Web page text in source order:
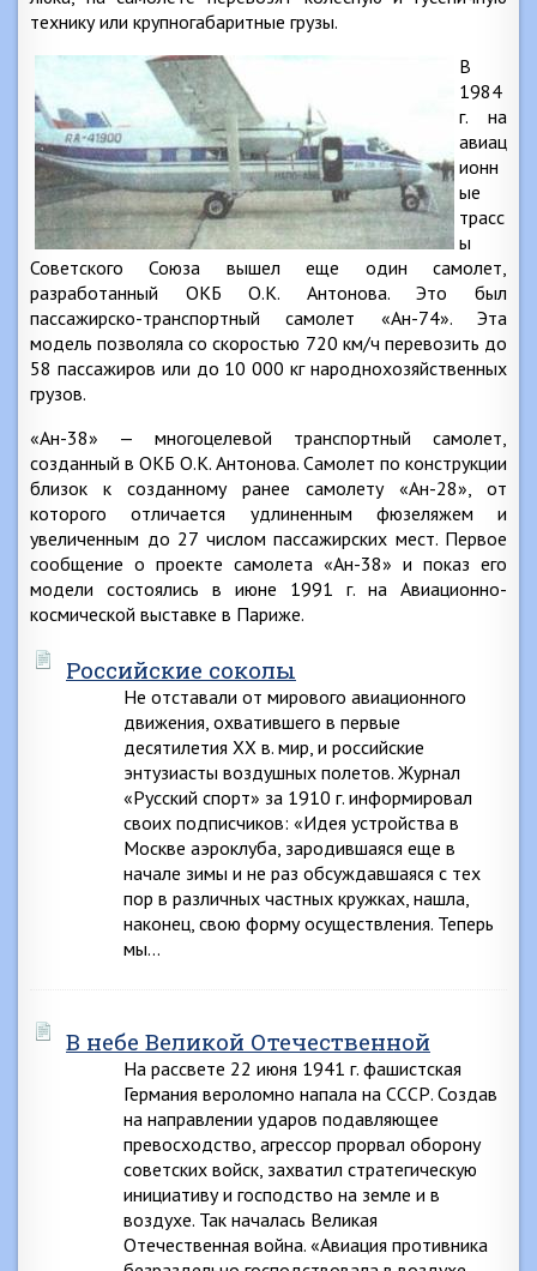
технику или крупногабаритные грузы.
В
1984
г. на
авиац
ионн
ые
трасс
ы
Советского Союза вышел еще один самолет,
разработанный ОКБ O.K. Антонова. Это был
пассажирско-транспортный самолет «Ан-74». Эта
модель позволяла со скоростью 720 км/ч перевозить до
58 пассажиров или до 10 000 кг народнохозяйственных
грузов.
«Ан-38» — многоцелевой транспортный самолет,
созданный в ОКБ O.K. Антонова. Самолет по конструкции
близок к созданному ранее самолету «Ан-28», от
которого отличается удлиненным фюзеляжем и
увеличенным до 27 числом пассажирских мест. Первое
сообщение о проекте самолета «Ан-38» и показ его
модели состоялись в июне 1991 г. на Авиационно-
космической выставке в Париже.
Российские соколы
Не отставали от мирового авиационного
движения, охватившего в первые
десятилетия XX в. мир, и российские
энтузиасты воздушных полетов. Журнал
«Русский спорт» за 1910 г. информировал
своих подписчиков: «Идея устройства в
Москве аэроклуба, зародившаяся еще в
начале зимы и не раз обсуждавшаяся с тех
пор в различных частных кружках, нашла,
наконец, свою форму осуществления. Теперь
мы…
В небе Великой Отечественной
На рассвете 22 июня 1941 г. фашистская
Германия вероломно напала на СССР. Создав
на направлении ударов подавляющее
превосходство, агрессор прорвал оборону
советских войск, захватил стратегическую
инициативу и господство на земле и в
воздухе. Так началась Великая
Отечественная война. «Авиация противника